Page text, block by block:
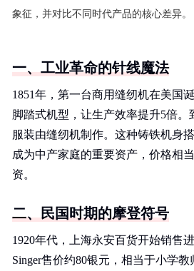
象征，并对比不同时代产品的核心差异。
一、工业革命的针线魔法
1851年，第一台商用缝纫机在美国
脚踏式机型，让生产效率提升5倍。
服装由缝纫机制作。这种铸铁机身
成为中产家庭的重要资产，价格相
资。
二、民国时期的摩登符号
1920年代，上海永安百货开始销售
Singer售价约80银元，相当于小学